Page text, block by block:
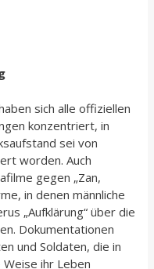
sich alle offiziellen
konzentriert, in
sei von
worden. Auch
gegen „Zan,
in denen männliche
„Aufklärung“ über die
Dokumentationen
und Soldaten, die in
ihr Leben